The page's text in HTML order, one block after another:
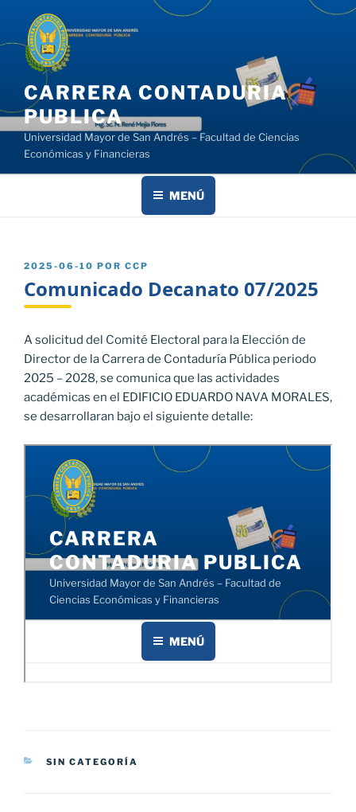
contenido
CARRERA CONTADURIA
PUBLICA
Universidad Mayor de San Andrés – Facultad de Ciencias
Económicas y Financieras
MENÚ
PUBLICADO
2025-06-10 POR CCP
Comunicado Decanato 07/2025
A solicitud del Comité Electoral para la Elección de
Director de la Carrera de Contaduría Pública periodo
2025 – 2028, se comunica que las actividades
académicas en el EDIFICIO EDUARDO NAVA MORALES,
se desarrollaran bajo el siguiente detalle:
CATEGORÍAS
SIN CATEGORÍA